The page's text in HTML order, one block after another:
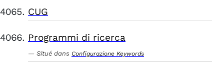
CUG
Programmi di ricerca
Situé dans Configurazione Keywords